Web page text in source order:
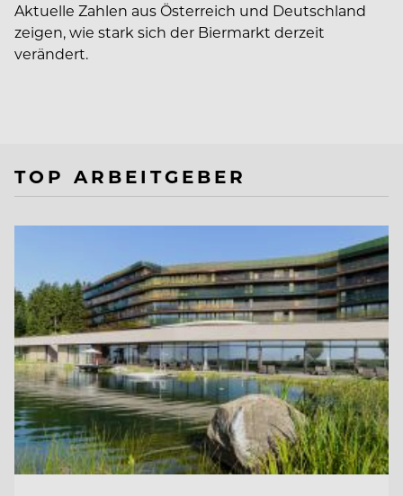
Aktuelle Zahlen aus Österreich und Deutschland
zeigen, wie stark sich der Biermarkt derzeit
verändert.
TOP ARBEITGEBER